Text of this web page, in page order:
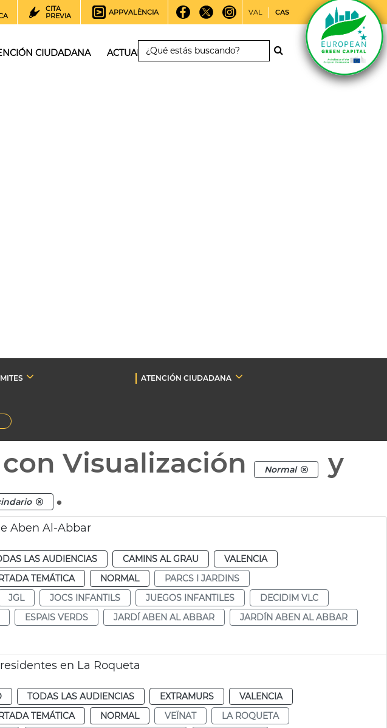
CITA
PREVIA
APPVALÈNCIA VAL CAS
CIUDADANA ACTUALIDAD
ATENCIÓN CIUDADANA
Visualización Normal
y
.
Aben Al-Abbar
LAS AUDIENCIAS CAMINS AL GRAU
VALENCIA
TEMÁTICA NORMAL
PARCS I JARDINS
JGL JOCS INFANTILS JUEGOS INFANTILES
DECIDIM VLC
ESPAIS VERDS JARDÍ ABEN AL ABBAR
JARDÍN ABEN AL ABBAR
en La Roqueta
TODAS LAS AUDIENCIAS EXTRAMURS
VALENCIA
TEMÁTICA NORMAL VEÏNAT
LA ROQUETA